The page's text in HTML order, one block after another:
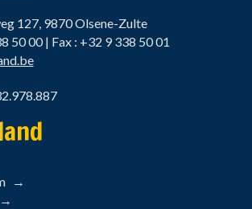
127, 9870 Olsene-Zulte
50 00 | Fax : +32 9 338 50 01